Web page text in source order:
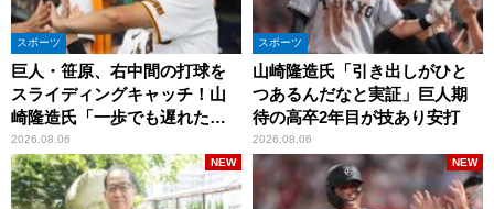
スポーツ
巨人・笹原、右中間の打球を
スライディングキャッチ！山
崎隆造氏「一歩でも遅れた
ら…」
2026.08.06
スポーツ
山崎隆造氏「引き出しがひと
つあるんだなと実証」巨人期
待の高卒2年目が技あり安打
2026.08.06
NEW NEW